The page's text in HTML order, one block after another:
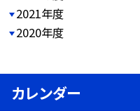
2021年度
2020年度
カレンダー